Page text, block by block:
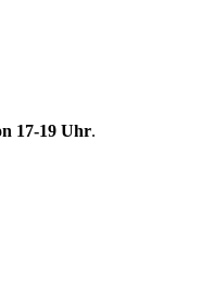
17-19 Uhr.